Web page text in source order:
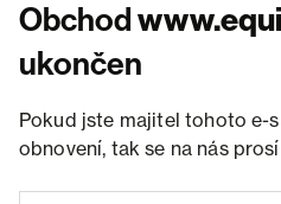
Obchod
ukončen
Pokud jste majitel tohoto e-
obnovení, tak se na nás